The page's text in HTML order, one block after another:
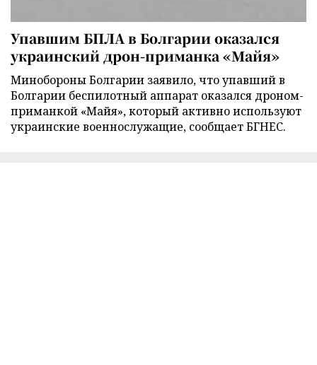
Упавшим БПЛА в Болгарии оказался
украинский дрон-приманка «Майя»
Минобороны Болгарии заявило, что упавший в
Болгарии беспилотный аппарат оказался дроном-
приманкой «Майя», который активно используют
украинские военнослужащие, сообщает БГНЕС.